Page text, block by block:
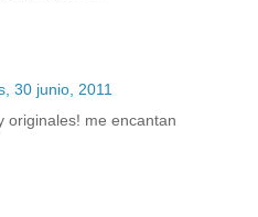
30 junio, 2011
originales! me encantan